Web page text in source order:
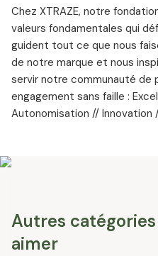
Chez XTRAZE, notre
valeurs fondamentales qui
guident tout ce que nous
de notre marque et nous
servir notre communauté de
engagement sans faille :
Autonomisation // Innovation
Autres
aimer